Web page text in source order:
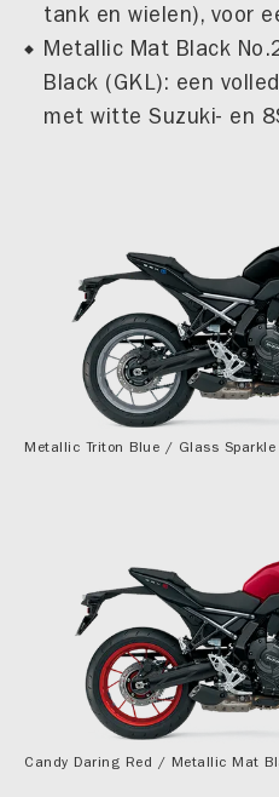
tank en wielen), voor
Metallic Mat Black
Black (GKL): een
met witte Suzuki- en
Metallic Triton Blue / Glass Sparkle
Candy Daring Red / Metallic Mat